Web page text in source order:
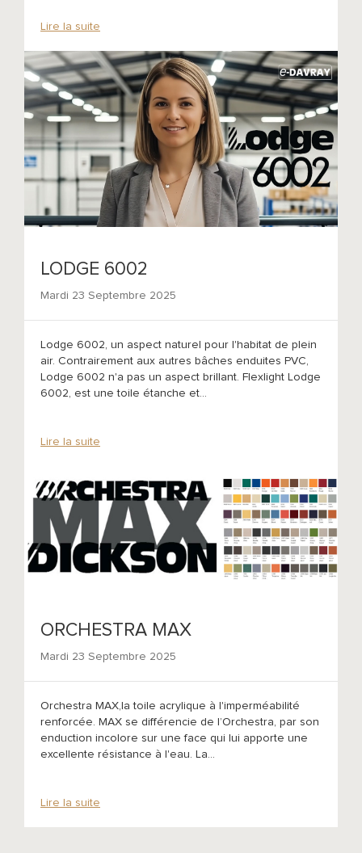
Lire la suite
LODGE 6002
Mardi 23 Septembre 2025
Lodge 6002, un aspect naturel pour l'habitat de plein
air. Contrairement aux autres bâches enduites PVC,
Lodge 6002 n'a pas un aspect brillant. Flexlight Lodge
6002, est une toile étanche et...
Lire la suite
ORCHESTRA MAX
Mardi 23 Septembre 2025
Orchestra MAX,la toile acrylique à l'imperméabilité
renforcée. MAX se différencie de l’Orchestra, par son
enduction incolore sur une face qui lui apporte une
excellente résistance à l'eau. La...
Lire la suite